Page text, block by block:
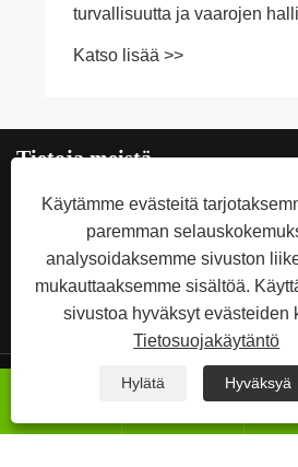
turvallisuutta ja vaarojen
Katso lisää >>
Tietoja meistä
Tuotteet
Uutiset
Ota meihin yhteyttä
Copyright © 2025 Qingdao Norpie
oikeudet
Käytämme evästeitä
paremman
analysoidaksemme sivuston
mukauttaaksemme sisältöä.
sivustoa hyväksyt evästeiden
Tietosuojakäytäntö
Hylätä Hyväksyä